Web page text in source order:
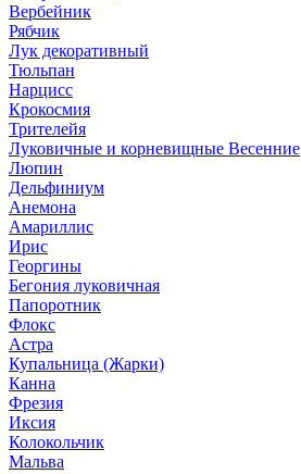
Вербейник
Рябчик
Лук декоративный
Тюльпан
Нарцисс
Крокосмия
Трителейя
Луковичные и корневищные Весенние
Люпин
Дельфиниум
Анемона
Амариллис
Ирис
Георгины
Бегония луковичная
Папоротник
Флокс
Астра
Купальница (Жарки)
Канна
Фрезия
Иксия
Колокольчик
Мальва